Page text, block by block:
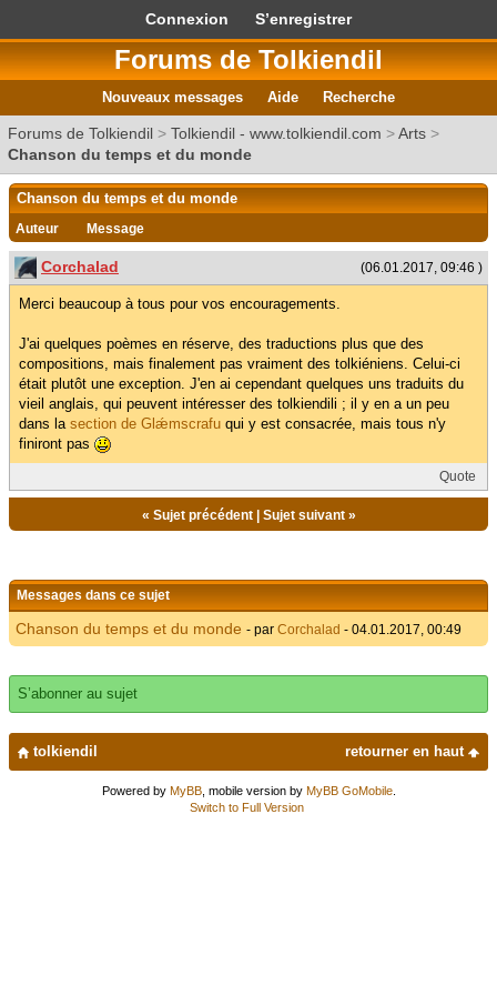
Connexion S’enregistrer
Forums de Tolkiendil
Nouveaux messages Aide Recherche
Forums de Tolkiendil > Tolkiendil - www.tolkiendil.com >Arts >
Chanson du temps et du monde
Chanson du temps et du monde
Auteur Message
(06.01.2017, 09:46 )
Corchalad
Merci beaucoup à tous pour vos encouragements.
J'ai quelques poèmes en réserve, des traductions plus que des
compositions, mais finalement pas vraiment des tolkiéniens. Celui-ci
était plutôt une exception. J'en ai cependant quelques uns traduits du
vieil anglais, qui peuvent intéresser des tolkiendili ; il y en a un peu
dans la section de Glǽmscrafu qui y est consacrée, mais tous n'y
finiront pas
Quote
« Sujet précédent| Sujet suivant»
Messages dans ce sujet
Chanson du temps et du monde - par Corchalad - 04.01.2017, 00:49
S’abonner au sujet
retourner en haut
tolkiendil
Powered by MyBB, mobile version by MyBB GoMobile.
Switch to Full Version